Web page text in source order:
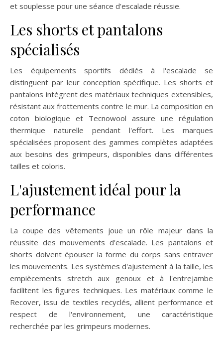
et souplesse pour une séance d'escalade réussie.
Les shorts et pantalons
spécialisés
Les équipements sportifs dédiés à l'escalade se
distinguent par leur conception spécifique. Les shorts et
pantalons intègrent des matériaux techniques extensibles,
résistant aux frottements contre le mur. La composition en
coton biologique et Tecnowool assure une régulation
thermique naturelle pendant l'effort. Les marques
spécialisées proposent des gammes complètes adaptées
aux besoins des grimpeurs, disponibles dans différentes
tailles et coloris.
L'ajustement idéal pour la
performance
La coupe des vêtements joue un rôle majeur dans la
réussite des mouvements d'escalade. Les pantalons et
shorts doivent épouser la forme du corps sans entraver
les mouvements. Les systèmes d'ajustement à la taille, les
empiècements stretch aux genoux et à l'entrejambe
facilitent les figures techniques. Les matériaux comme le
Recover, issu de textiles recyclés, allient performance et
respect de l'environnement, une caractéristique
recherchée par les grimpeurs modernes.